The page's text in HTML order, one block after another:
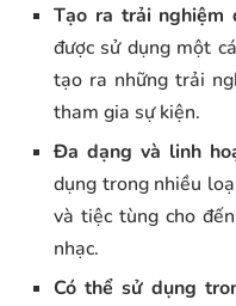
Tạo ra trải nghiệm
được sử dụng một
tạo ra những trải
tham gia sự kiện.
Đa dạng và linh
dụng trong nhiều
và tiệc tùng cho
nhạc.
Có thể sử dụng